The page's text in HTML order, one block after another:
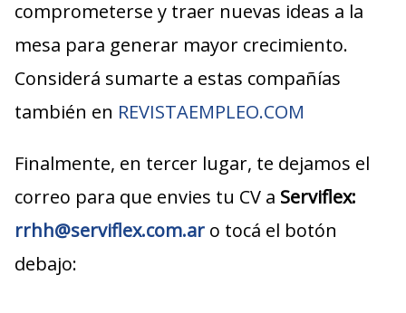
comprometerse y traer nuevas ideas a la
mesa para generar mayor crecimiento.
Considerá sumarte a estas compañías
también en REVISTAEMPLEO.COM
Finalmente, en tercer lugar, te dejamos el
correo para que envies tu CV a Serviflex:
rrhh@serviflex.com.ar o tocá el botón
debajo: